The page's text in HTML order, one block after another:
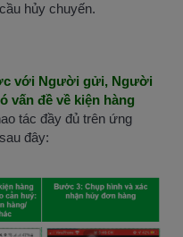
hủy chuyến.
với Người gửi, Người
vấn đề về kiện hàng
tác đầy đủ trên ứng
đây: